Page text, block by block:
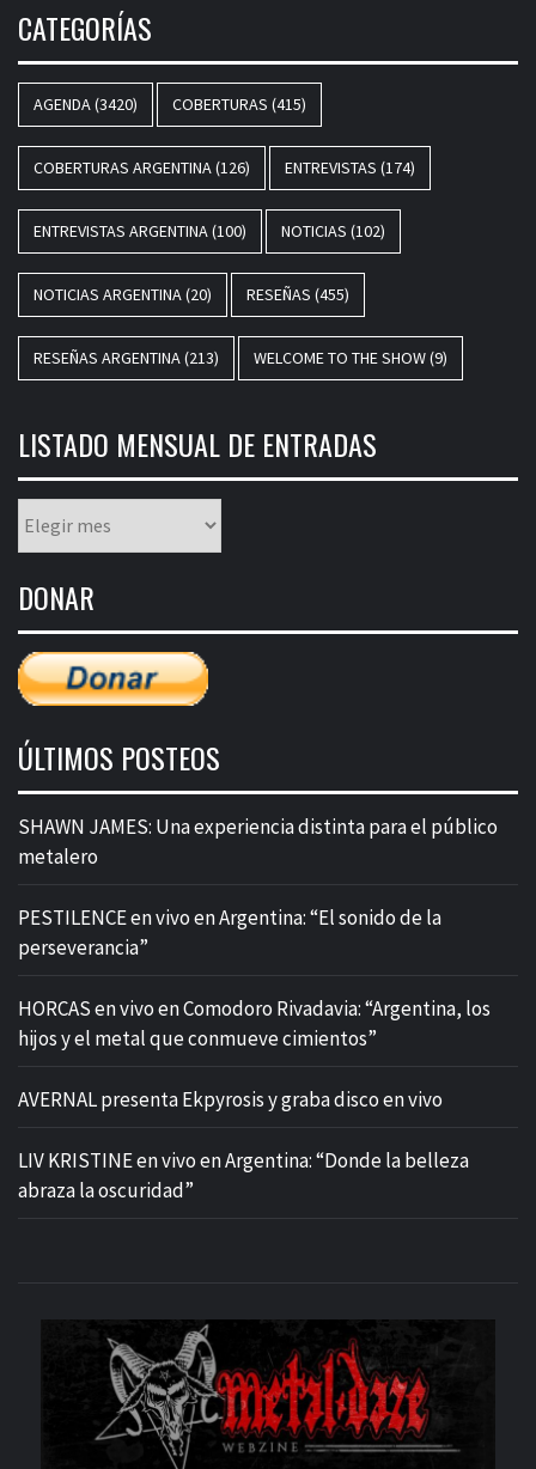
CATEGORÍAS
AGENDA(3420) COBERTURAS (415)
COBERTURAS ARGENTINA(126) ENTREVISTAS (174)
ENTREVISTAS ARGENTINA(100) NOTICIAS (102)
NOTICIAS ARGENTINA(20) RESEÑAS (455)
RESEÑAS ARGENTINA(213) WELCOME TO THE SHOW(9)
LISTADO MENSUAL DE ENTRADAS
mensual
entradas
DONAR
ÚLTIMOS POSTEOS
SHAWN JAMES: Una experiencia distinta para el público
metalero
PESTILENCE en vivo en Argentina: “El sonido de la
perseverancia”
HORCAS en vivo en Comodoro Rivadavia: “Argentina, los
hijos y el metal que conmueve cimientos”
AVERNAL presenta Ekpyrosis y graba disco en vivo
LIV KRISTINE en vivo en Argentina: “Donde la belleza
abraza la oscuridad”